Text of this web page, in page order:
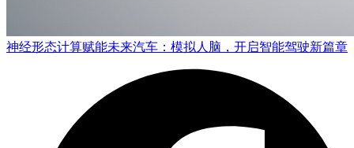
神经形态计算赋能未来汽车：模拟人脑，开启智能驾驶新篇章